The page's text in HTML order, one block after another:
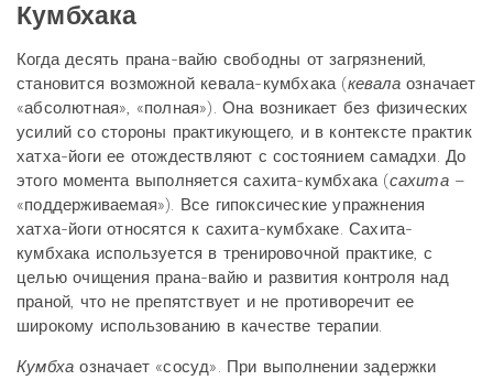
Кумбхака
Когда десять прана-вайю свободны от загрязнений,
становится возможной кевала-кумбхака (кевалаозначает
«абсолютная», «полная»). Она возникает без физических
усилий со стороны практикующего, и в контексте практик
хатха-йоги ее отождествляют с состоянием самадхи. До
этого момента выполняется сахита-кумбхака (сахита–
«поддерживаемая»). Все гипоксические упражнения
хатха-йоги относятся к сахита-кумбхаке. Сахита-
кумбхака используется в тренировочной практике, с
целью очищения прана-вайю и развития контроля над
праной, что не препятствует и не противоречит ее
широкому использованию в качестве терапии.
Кумбха означает «сосуд». При выполнении задержки